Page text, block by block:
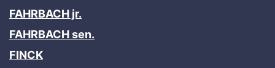
FAHRBACH jr.
FAHRBACH sen.
FINCK